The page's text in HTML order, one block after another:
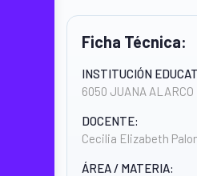
Ficha Técnica:
INSTITUCIÓN
6050 JUANA
DOCENTE:
Cecilia Elizabeth
ÁREA / MATERIA: